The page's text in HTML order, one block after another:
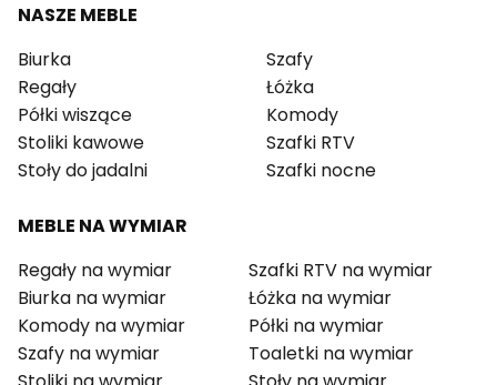
NASZE MEBLE
Biurka
Regały
Półki wiszące
Stoliki kawowe
Stoły do jadalni
Szafy
Łóżka
Komody
Szafki RTV
Szafki nocne
MEBLE NA WYMIAR
Regały na wymiar
Biurka na wymiar
Komody na wymiar
Szafy na wymiar
Szafki RTV na wymiar
Łóżka na wymiar
Półki na wymiar
Toaletki na wymiar